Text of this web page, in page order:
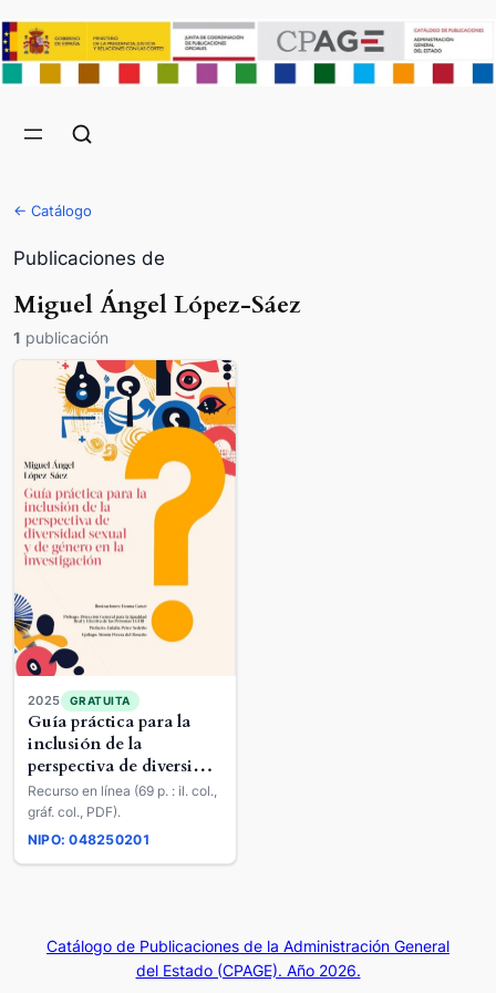
← Catálogo
Publicaciones de
Miguel Ángel López-Sáez
1 publicación
2025 GRATUITA
Guía práctica para la
inclusión de la
perspectiva de diversidad
sexual y de género en la
investigación
Recurso en línea (69 p. : il. col.,
gráf. col., PDF).
NIPO: 048250201
Catálogo de Publicaciones de la Administración General
del Estado (CPAGE). Año 2026.